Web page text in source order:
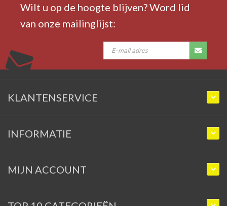
Wilt u op de hoogte blijven? Word lid
van onze mailinglijst:
KLANTENSERVICE
INFORMATIE
MIJN ACCOUNT